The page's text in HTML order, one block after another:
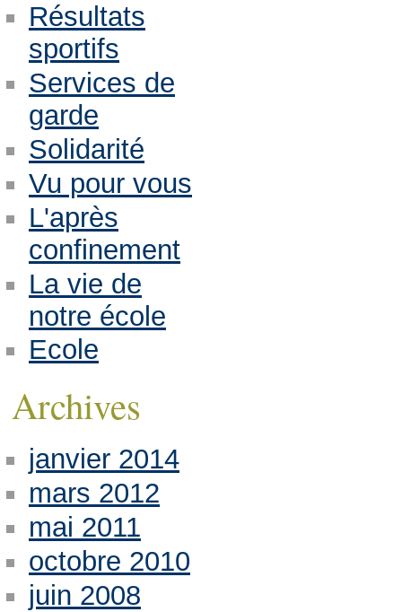
Résultats
sportifs
Services de
garde
Solidarité
Vu pour vous
L'après
confinement
La vie de
notre école
Ecole
Archives
janvier 2014
mars 2012
mai 2011
octobre 2010
juin 2008